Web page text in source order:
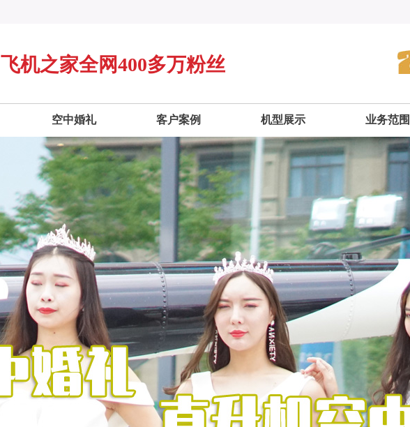
飞机之家全网400多万粉丝
空中婚礼 客户案例 机型展示 业务范围